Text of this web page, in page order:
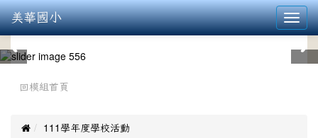
美華國小
回模組首頁
 111學年度學校活動